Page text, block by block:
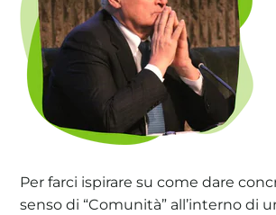
Per farci ispirare su come dare
senso di “Comunità” all’interno di